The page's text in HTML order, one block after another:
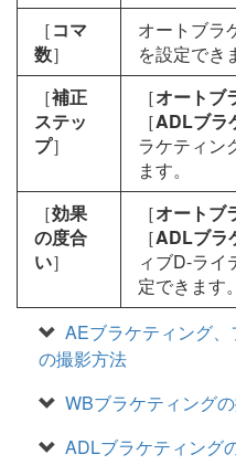
［コマ
数］
オートブラ
を設定でき
［補正
ステッ
プ］
［オートブ
［ADLブラ
ラケティン
ます。
［効果
の度合
い］
［オートブ
［ADLブラ
ィブD-ライ
定できます。
AEブラケティング
の撮影方法
WBブラケティング
ADLブラケティング